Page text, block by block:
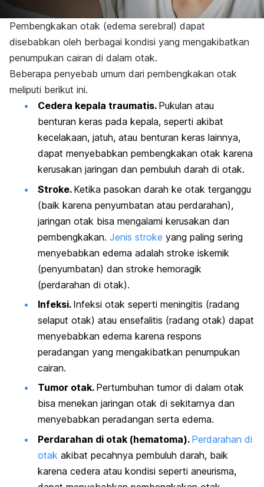
Pembengkakan otak (edema serebral) dapat
disebabkan oleh berbagai kondisi yang mengakibatkan
penumpukan cairan di dalam otak.
Beberapa penyebab umum dari pembengkakan otak
meliputi berikut ini.
Cedera kepala traumatis. Pukulan atau
benturan keras pada kepala, seperti akibat
kecelakaan, jatuh, atau benturan keras lainnya,
dapat menyebabkan pembengkakan otak karena
kerusakan jaringan dan pembuluh darah di otak.
Stroke. Ketika pasokan darah ke otak terganggu
(baik karena penyumbatan atau perdarahan),
jaringan otak bisa mengalami kerusakan dan
pembengkakan. Jenis stroke yang paling sering
menyebabkan edema adalah stroke iskemik
(penyumbatan) dan stroke hemoragik
(perdarahan di otak).
Infeksi. Infeksi otak seperti meningitis (radang
selaput otak) atau ensefalitis (radang otak) dapat
menyebabkan edema karena respons
peradangan yang mengakibatkan penumpukan
cairan.
Tumor otak. Pertumbuhan tumor di dalam otak
bisa menekan jaringan otak di sekitarnya dan
menyebabkan peradangan serta edema.
Perdarahan di otak (hematoma). Perdarahan di
otak akibat pecahnya pembuluh darah, baik
karena cedera atau kondisi seperti aneurisma,